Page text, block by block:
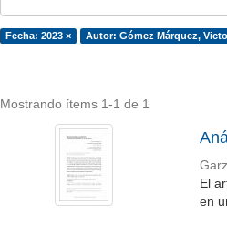
Fecha: 2023 × Autor: Gómez Márquez,
Mostrando ítems 1-1 de 1
El
en